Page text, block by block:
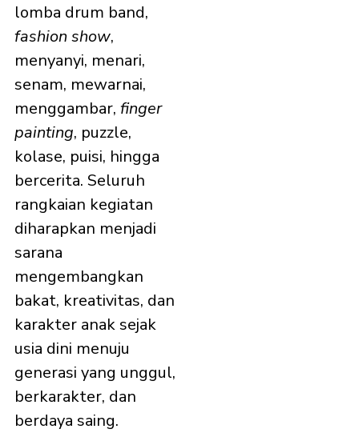
lomba drum band,
fashion show,
menyanyi, menari,
senam, mewarnai,
menggambar, finger
painting, puzzle,
kolase, puisi, hingga
bercerita. Seluruh
rangkaian kegiatan
diharapkan menjadi
sarana
mengembangkan
bakat, kreativitas, dan
karakter anak sejak
usia dini menuju
generasi yang unggul,
berkarakter, dan
berdaya saing.